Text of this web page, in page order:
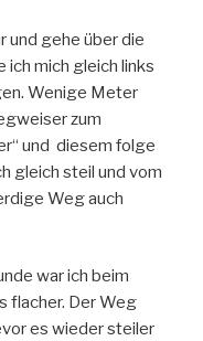
und gehe über die
ich mich gleich links
Wenige Meter
zum
und diesem folge
gleich steil und vom
Weg auch
war ich beim
flacher. Der Weg
es wieder steiler